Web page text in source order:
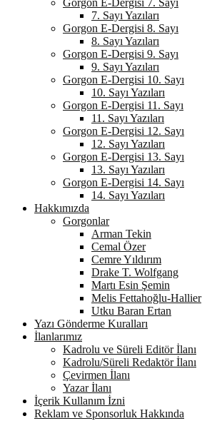
Gorgon E-Dergisi 7. Sayı
7. Sayı Yazıları
Gorgon E-Dergisi 8. Sayı
8. Sayı Yazıları
Gorgon E-Dergisi 9. Sayı
9. Sayı Yazıları
Gorgon E-Dergisi 10. Sayı
10. Sayı Yazıları
Gorgon E-Dergisi 11. Sayı
11. Sayı Yazıları
Gorgon E-Dergisi 12. Sayı
12. Sayı Yazıları
Gorgon E-Dergisi 13. Sayı
13. Sayı Yazıları
Gorgon E-Dergisi 14. Sayı
14. Sayı Yazıları
Hakkımızda
Gorgonlar
Arman Tekin
Cemal Özer
Cemre Yıldırım
Drake T. Wolfgang
Martı Esin Şemin
Melis Fettahoğlu-Hallier
Utku Baran Ertan
Yazı Gönderme Kuralları
İlanlarımız
Kadrolu ve Süreli Editör İlanı
Kadrolu/Süreli Redaktör İlanı
Çevirmen İlanı
Yazar İlanı
İçerik Kullanım İzni
Reklam ve Sponsorluk Hakkında